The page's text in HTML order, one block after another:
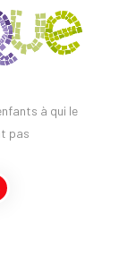
à qui le
pas